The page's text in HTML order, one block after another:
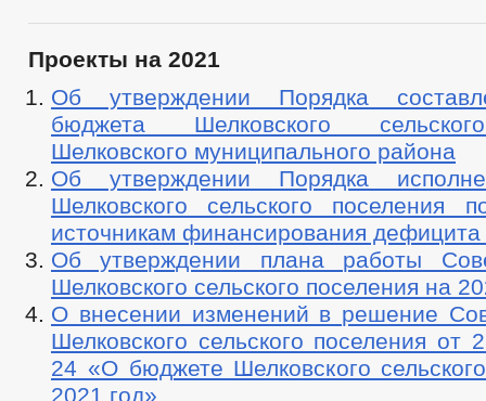
Проекты на 2021
Об утверждении Порядка
бюджета Шелковского
Шелковского муниципального района
Об утверждении Порядка
Шелковского сельского поселения
источникам финансирования
Об утверждении плана работы
Шелковского сельского поселения на
О внесении изменений в решение
Шелковского сельского поселения от
24 «О бюджете Шелковского
2021 год»